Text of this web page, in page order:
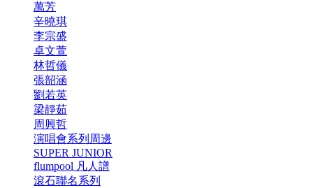
萬芳
辛曉琪
李宗盛
卓文萱
林哲儀
張韶涵
劉若英
梁靜茹
周興哲
演唱會系列周邊
SUPER JUNIOR
flumpool 凡人譜
滾石聯名系列